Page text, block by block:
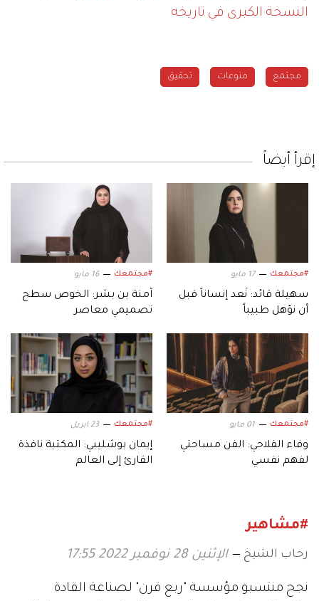
النسخة الكبرى في تاريخه
مجتمع منوعات تحقيق
إقرأ أيضاً
#مجتمعك 17 مايو
سهيلة قائد: نُعد إنساناً قبل
أن نؤهل طبيباً
#مجتمعك 16 مايو
آمنة بن بشر: الخوص سطح
تصميمي معاصر
#مجتمعك 01 مايو
وفاء الفلاحي: الفن مساحتي
لفهم نفسي
#مجتمعك 23 ابريل
إيمان بوشليبي: المكتبة نافذة
القارئ إلى العالم
#مشاهير
رحاب الشيخ الإثنين 28 نوفمبر 2022 17:55
نجح منتسبو مؤسسة "ربع قرن" لصناعة القادة